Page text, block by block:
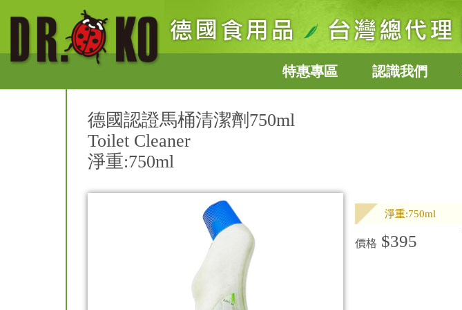
特惠專區 認識我們
德國認證馬桶清潔劑750ml
Toilet Cleaner
淨重:750ml
淨重:750ml
價格 $395